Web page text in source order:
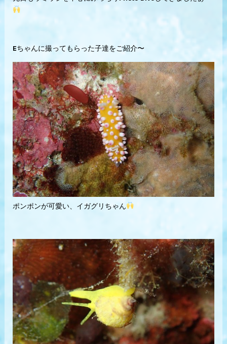
Eちゃんに撮ってもらった子達をご紹介〜
ポンポンが可愛い、イガグリちゃん